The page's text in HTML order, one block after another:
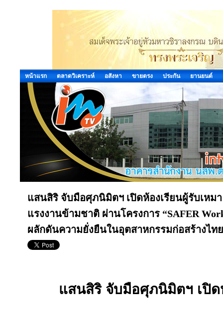
หน้าแรก ตลาดวิเคราะห์ อสังหา ขายตรง ประกัน ยานยนต์
แสนสิริ จับมือศุภนิมิตฯ เปิดห้องเรียนผู้รับเหม
แรงงานข้ามชาติ ผ่านโครงการ “SAFER
ผลักดันความยั่งยืนในอุตสาหกรรมก่อสร้างไทย
แสนสิริ จับมือศุภนิมิตฯ เปิด